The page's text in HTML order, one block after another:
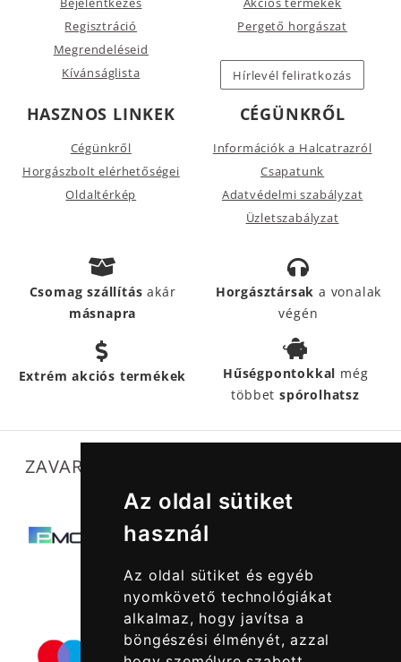
Az oldal sütiket
használ
Az oldal sütiket és egyéb
nyomkövető technológiákat
alkalmaz, hogy javítsa a
böngészési élményét, azzal
Regisztráció
Megrendeléseid
Kívánságlista
Pergető horgászat
Hírlevél feliratkozás
HASZNOS LINKEK
Cégünkről
Horgászbolt elérhetőségei
Oldaltérkép
CÉGÜNKRŐL
Információk a Halcatrazról
Csapatunk
Adatvédelmi szabályzat
Üzletszabályzat
Csomag szállításakár
másnapra
Horgásztársak a vonalak
végén
Extrém akciós termékek Hűségpontokkal még
többetspórolhatsz
ZAVARTALAN MŰKÖDÉSÜNKET SEGÍTIK